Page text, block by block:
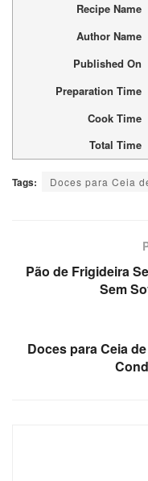
Recipe Name
Author Name
Published On
Preparation Time
Cook Time
Total Time
Tags: Doces para Ceia
Pão de Frigideira
Sem
Doces para Ceia